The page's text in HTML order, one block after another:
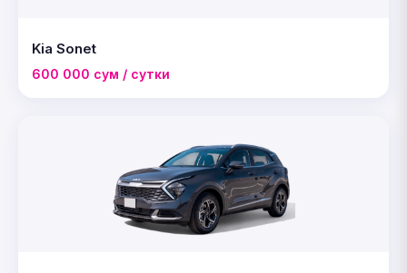
Kia Sonet
600 000 сум / сутки